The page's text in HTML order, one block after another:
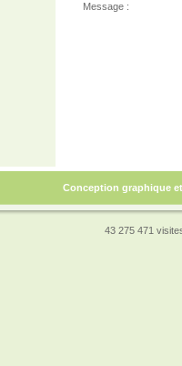
Message :
Conception graphique
43 275 471